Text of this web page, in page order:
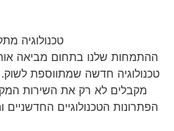
טכנולוגיה
ההתמחות שלנו בתחום מביאה
טכנולוגיה חדשה שמתווספת
מקבלים לא רק את השירות
הפתרונות הטכנולוגיים